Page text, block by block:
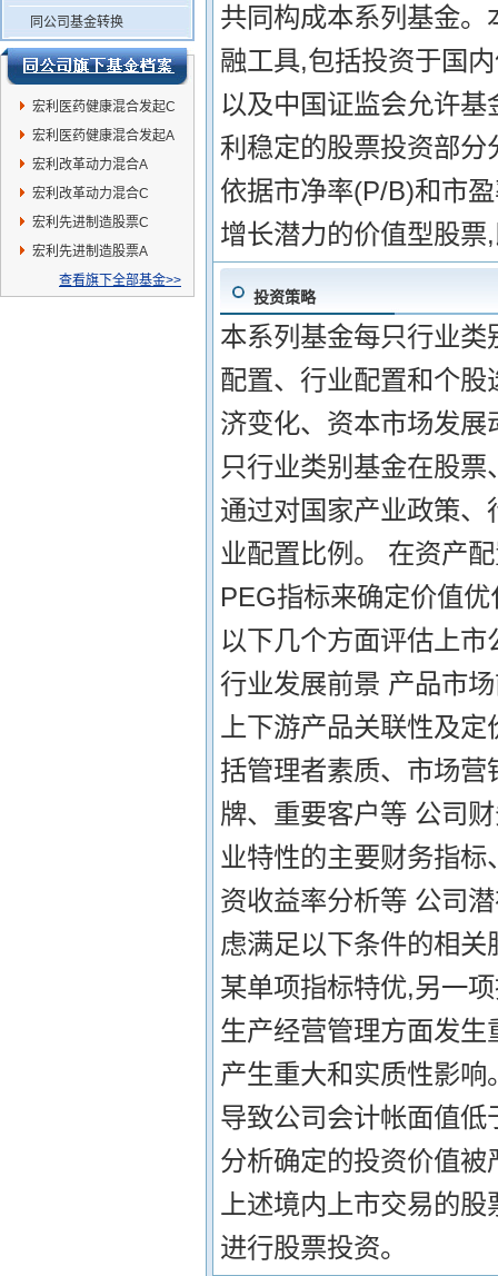
同公司基金转换
宏利医药健康混合发起C
宏利医药健康混合发起A
宏利改革动力混合A
宏利改革动力混合C
宏利先进制造股票C
宏利先进制造股票A
查看旗下全部基金>>
共同构成本系列基金
融工具,包括投资于国
以及中国证监会允许
利稳定的股票投资部
依据市净率(P/B)和市
增长潜力的价值型股
投资策略
本系列基金每只行业类
配置、行业配置和个
济变化、资本市场发
只行业类别基金在股
通过对国家产业政策
业配置比例。 在资产
PEG指标来确定价值
以下几个方面评估上
行业发展前景 产品市
上下游产品关联性及
括管理者素质、市场
牌、重要客户等 公司
业特性的主要财务指
资收益率分析等 公司
虑满足以下条件的相
某单项指标特优,另一
生产经营管理方面发
产生重大和实质性影
导致公司会计帐面值
分析确定的投资价值
上述境内上市交易的
进行股票投资。